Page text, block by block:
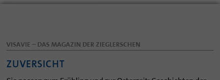
VISAVIE – DAS MAGAZIN DER ZIEGLERSCHEN
ZUVERSICHT